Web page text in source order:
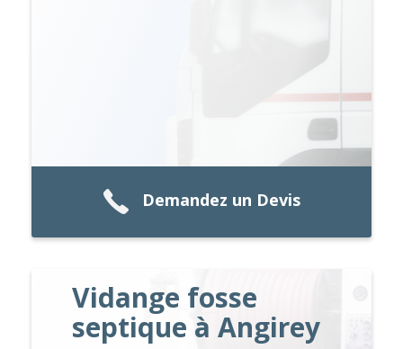
Demandez un Devis
Vidange fosse
septique à Angirey